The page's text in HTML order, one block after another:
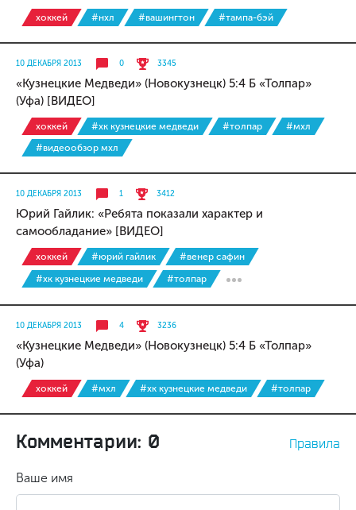
хоккей #нхл #вашингтон #тампа-бэй
10 ДЕКАБРЯ 2013 0 3345
«Кузнецкие Медведи» (Новокузнецк) 5:4 Б «Толпар»
(Уфа) [ВИДЕО]
хоккей #хк кузнецкие медведи #толпар
#мхл
#видеообзор мхл
10 ДЕКАБРЯ 2013 1 3412
Юрий Гайлик: «Ребята показали характер и
самообладание» [ВИДЕО]
хоккей #юрий гайлик
#венер сафин
#хк кузнецкие медведи
#толпар
10 ДЕКАБРЯ 2013 4 3236
«Кузнецкие Медведи» (Новокузнецк) 5:4 Б «Толпар»
(Уфа)
хоккей #мхл #хк кузнецкие медведи #толпар
Комментарии: 0 Правила
Ваше имя